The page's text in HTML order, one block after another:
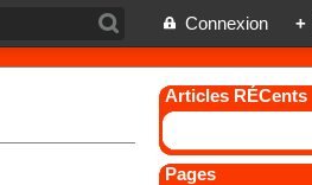
Connexion +
Articles RÉCents
Pages